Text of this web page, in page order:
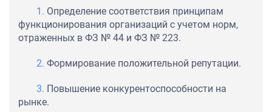
Определение соответствия принципам
функционирования организаций с учетом норм,
отраженных в ФЗ № 44 и ФЗ № 223.
Формирование положительной репутации.
Повышение конкурентоспособности на
рынке.